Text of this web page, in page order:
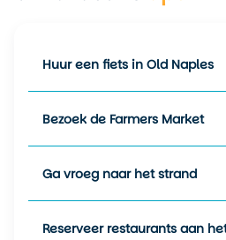
behoorlijk warm worden – tot
bui. Dat maakt deze periode
plannen, maar het voordeel
voordeliger zijn.
wildlife is maart een
Huur een fiets in Old Naples
Bezoek de Farmers Market
Ga vroeg naar het strand
Reserveer restaurants aan